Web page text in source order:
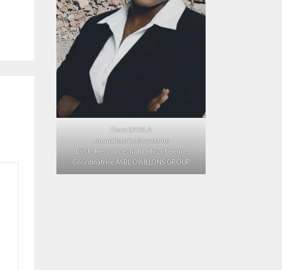
Flore KAYALA
Journaliste indépendante
Desk: Ressources naturelles et Genre
Coordinatrice ASBL OISILLONS GROUP